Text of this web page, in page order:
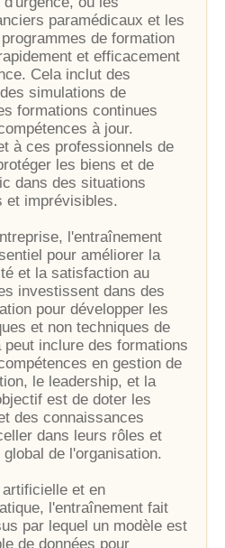
paramédicaux et les
de formation
et efficacement
Cela inclut des
simulations de
formations continues
à jour.
à ces professionnels de
les biens et de
dans des situations
et imprévisibles.
l'entraînement
pour améliorer la
et la satisfaction au
investissent dans des
pour développer les
et non techniques de
inclure des formations
en gestion de
le leadership, et la
est de doter les
des connaissances
dans leurs rôles et
de l'organisation.
et en
l'entraînement fait
par lequel un modèle est
de données pour